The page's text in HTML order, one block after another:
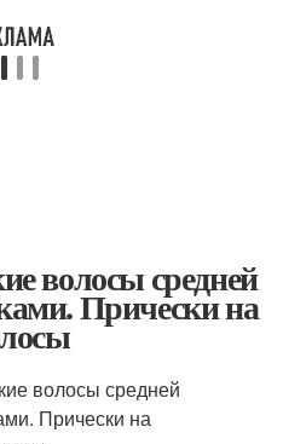
волосы средней
Прически на